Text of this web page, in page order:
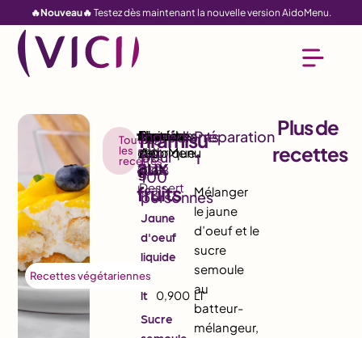
🔥Nouveau🔥 Testez dès maintenant la nouvelle version AidoMenu.
Recettes végétariennes
Toutes
les
recettes
Tiramisu
aux
fruits
223
kcal
25,4
g
11,0
g
5,0
g
Dessert
9888
Jaune
d'oeuf
liquide
1
lt
0,900 LT
Sucre
1
Mélanger
le jaune
d’oeuf et le
sucre
semoule
au
batteur-
mélangeur,
Plus de
recettes